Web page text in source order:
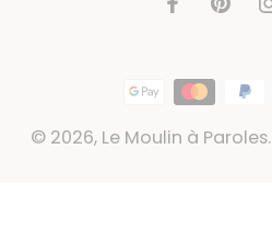
© 2026, Le Moulin à Paroles.